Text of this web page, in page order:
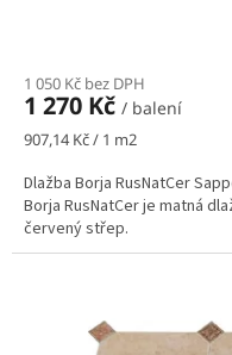
1 050 Kč bez DPH
1 270 Kč / balení
Měrná
907,14 Kč / 1 m2
Dlažba Borja RusNatCer
Borja RusNatCer je matná
červený střep.